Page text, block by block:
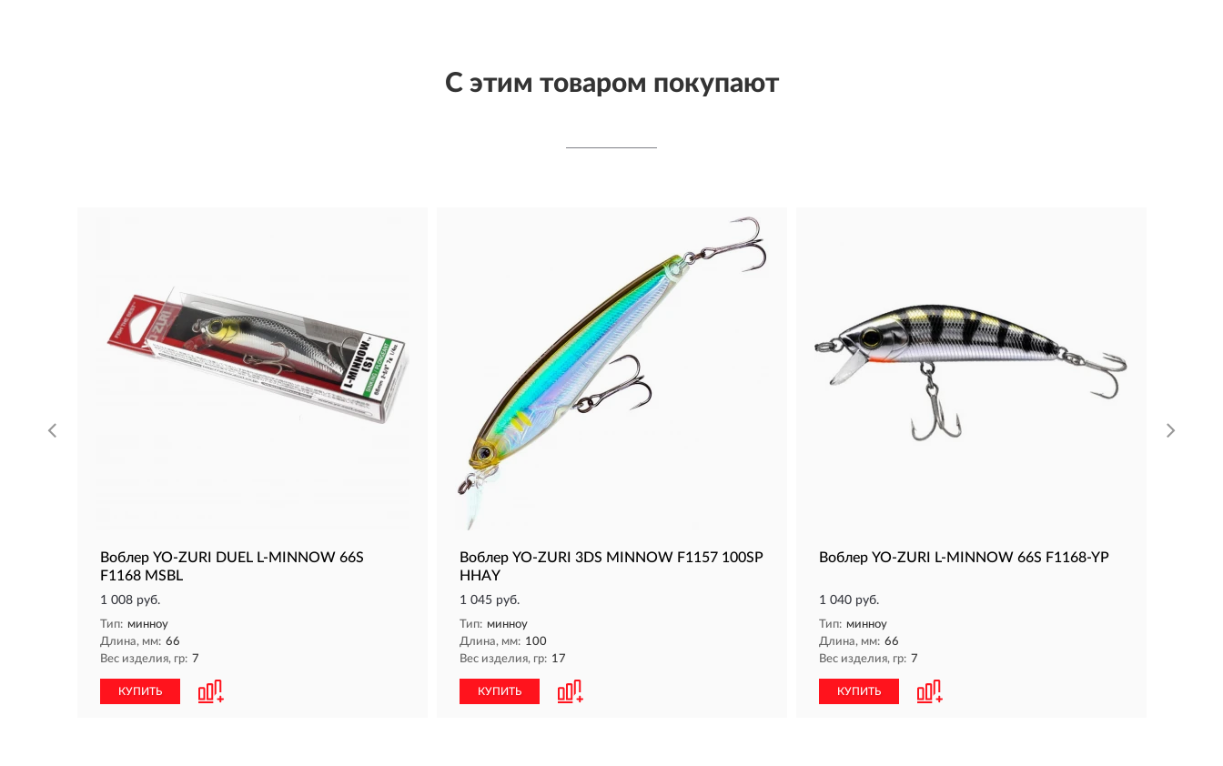
С этим товаром покупают
Воблер YO-ZURI DUEL L-MINNOW 66S
F1168 MSBL
1 008 руб.
Тип: минноу
Длина, мм: 66
Вес изделия, гр: 7
КУПИТЬ
Воблер YO-ZURI 3DS MINNOW F1157 100SP
HHAY
1 045 руб.
Тип: минноу
Длина, мм: 100
Вес изделия, гр: 17
КУПИТЬ
Воблер YO-ZURI L-MINNOW 66S F1168-YP
1 040 руб.
Тип: минноу
Длина, мм: 66
Вес изделия, гр: 7
КУПИТЬ